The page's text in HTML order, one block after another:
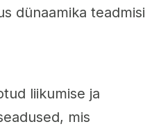
dünaamika teadmisi
liikumise ja
mis